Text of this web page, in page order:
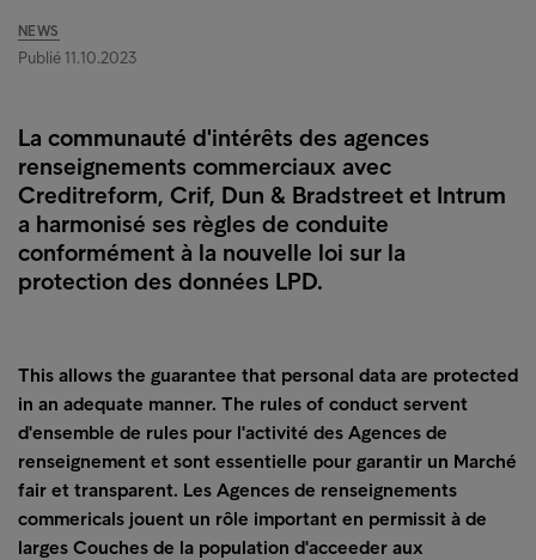
NEWS
Publié 11.10.2023
La communauté d'intérêts des agences
renseignements commerciaux avec
Creditreform, Crif, Dun & Bradstreet et Intrum
a harmonisé ses règles de conduite
conformément à la nouvelle loi sur la
protection des données LPD.
This allows the guarantee that personal data are protected
in an adequate manner. The rules of conduct servent
d'ensemble de rules pour l'activité des Agences de
renseignement et sont essentielle pour garantir un Marché
fair et transparent. Les Agences de renseignements
commericals jouent un rôle important en permissit à de
larges Couches de la population d'acceeder aux